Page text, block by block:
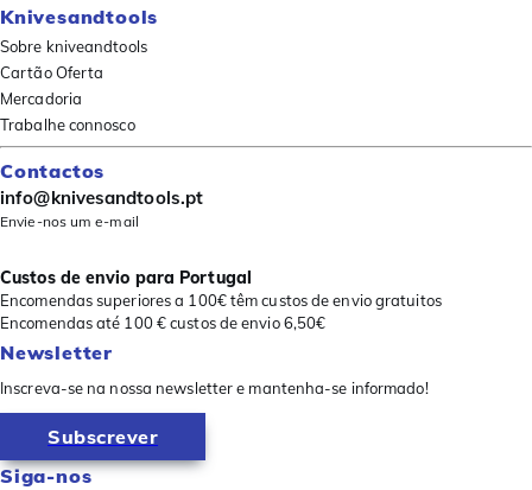
Knivesandtools
Sobre kniveandtools
Cartão Oferta
Mercadoria
Trabalhe connosco
Contactos
info@knivesandtools.pt
Envie-nos um e-mail
Custos de envio para Portugal
Encomendas superiores a 100€ têm custos de envio gratuitos
Encomendas até 100 € custos de envio 6,50€
Newsletter
Inscreva-se na nossa newsletter e mantenha-se informado!
Subscrever
Siga-nos